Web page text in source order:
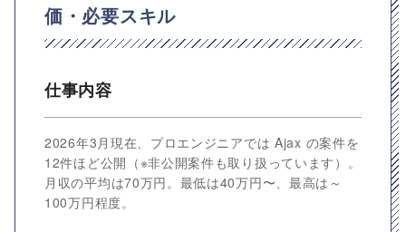
価・必要スキル
仕事内容
2026年3月現在、プロエンジニアでは Ajax の案件を
12件ほど公開（※非公開案件も取り扱っています）。
月収の平均は70万円。最低は40万円〜、最高は～
100万円程度。